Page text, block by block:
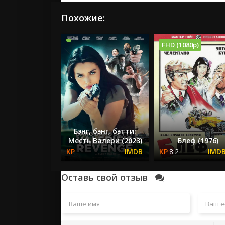
Похожие:
Бэнг, бэнг, бэтти:
Месть Валери (2023)
FHD (1080p)
Блеф (1976)
8.2
Оставь свой отзыв